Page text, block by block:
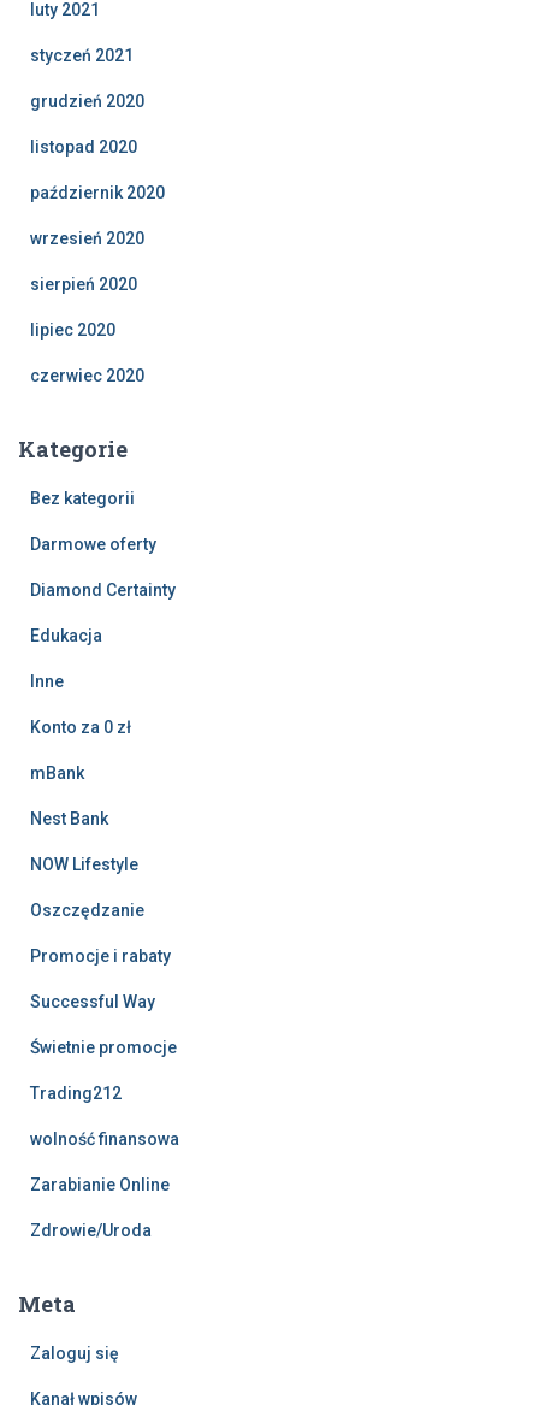
luty 2021
styczeń 2021
grudzień 2020
listopad 2020
październik 2020
wrzesień 2020
sierpień 2020
lipiec 2020
czerwiec 2020
Kategorie
Bez kategorii
Darmowe oferty
Diamond Certainty
Edukacja
Inne
Konto za 0 zł
mBank
Nest Bank
NOW Lifestyle
Oszczędzanie
Promocje i rabaty
Successful Way
Świetnie promocje
Trading212
wolność finansowa
Zarabianie Online
Zdrowie/Uroda
Meta
Zaloguj się
Kanał wpisów